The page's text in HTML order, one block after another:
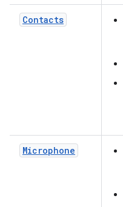
Contacts
Microphone